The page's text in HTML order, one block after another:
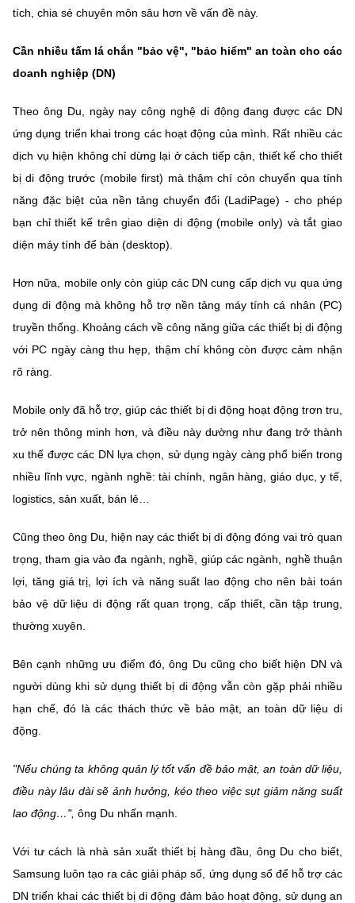
Tin địa phương
Bưu chính, Viễn thông
Năng lượng nguyên tử
Ảnh
Voice
Nhiệm vụ trọng tâm
Chọn ngôn ngữ
Vietnamese English
BỘ KHOA HỌC VÀ CÔNG NGHỆ
MINISTRY OF SCIENCE AND TECHNOLOGY
Điều khoản sử dụng Theo dõi MST:
Chịu trách nhiệm nội dung: Nguyễn Thị Hải Hằng
Địa chỉ: Ban Biên tập Cổng TTĐT - 18 Nguyễn Du, TP. Hà Nội
Điện thoại: 024 3936 9506
Email:
stc@mst.gov.vn
website này)
tích, chia sẻ chuyên môn sâu hơn về vấn đề này.
Cần nhiều tấm lá chắn "bảo vệ", "bảo hiểm" an toàn cho các
doanh nghiệp (DN)
Theo ông Du, ngày nay công nghệ di động đang được các DN
ứng dụng triển khai trong các hoạt động của mình. Rất nhiều các
dịch vụ hiện không chỉ dừng lại ở cách tiếp cận, thiết kế cho thiết
bị di động trước (mobile first) mà thậm chí còn chuyển qua tính
năng đặc biệt của nền tảng chuyển đổi (LadiPage) - cho phép
bạn chỉ thiết kế trên giao diện di động (mobile only) và tắt giao
diện máy tính để bàn (desktop).
Hơn nữa, mobile only còn giúp các DN cung cấp dịch vụ qua ứng
dụng di động mà không hỗ trợ nền tảng máy tính cá nhân (PC)
truyền thống. Khoảng cách về công năng giữa các thiết bị di động
với PC ngày càng thu hẹp, thậm chí không còn được cảm nhận
rõ ràng.
Mobile only đã hỗ trợ, giúp các thiết bị di động hoạt động trơn tru,
trở nên thông minh hơn, và điều này dường như đang trở thành
xu thế được các DN lựa chọn, sử dụng ngày càng phổ biến trong
nhiều lĩnh vực, ngành nghề: tài chính, ngân hàng, giáo dục, y tế,
logistics, sản xuất, bán lẻ…
Cũng theo ông Du, hiện nay các thiết bị di động đóng vai trò quan
trọng, tham gia vào đa ngành, nghề, giúp các ngành, nghề thuận
lợi, tăng giá trị, lợi ích và năng suất lao động cho nên bài toán
bảo vệ dữ liệu di động rất quan trọng, cấp thiết, cần tập trung,
thường xuyên.
Bên cạnh những ưu điểm đó, ông Du cũng cho biết hiện DN và
người dùng khi sử dụng thiết bị di động vẫn còn gặp phải nhiều
hạn chế, đó là các thách thức về bảo mật, an toàn dữ liệu di
động.
"Nếu chúng ta không quản lý tốt vấn đề bảo mật, an toàn dữ liệu,
điều này lâu dài sẽ ảnh hưởng, kéo theo việc sụt giảm năng suất
lao động…", ông Du nhấn mạnh.
Với tư cách là nhà sản xuất thiết bị hàng đầu, ông Du cho biết,
Samsung luôn tạo ra các giải pháp số, ứng dụng số để hỗ trợ các
DN triển khai các thiết bị di động đảm bảo hoạt động, sử dụng an